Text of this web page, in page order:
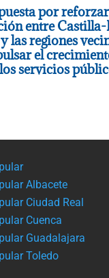
por
entre
las regiones
el
servicios
Albacete
Ciudad Real
Cuenca
Guadalajara
Toledo